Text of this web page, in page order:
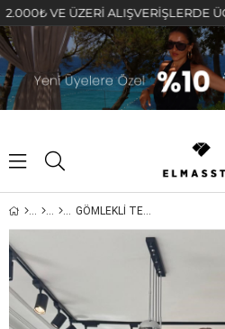
VE ÜZERİ ALIŞVERİŞLERDE
GÖMLEKLİ TENSEL PREMİUM ŞORT TAKIM/51396